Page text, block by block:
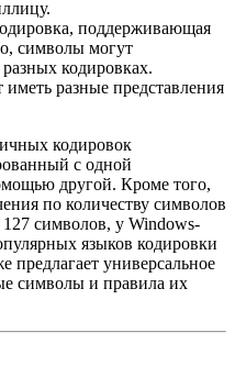
поддерживающая
символы могут
кодировках.
иметь разные представления
кодировок
с одной
другой. Кроме того,
по количеству символов
символов, у Windows-
языков кодировки
предлагает универсальное
символы и правила их